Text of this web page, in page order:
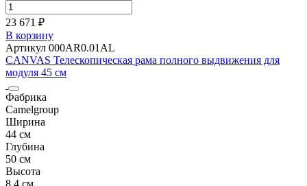
23 671 ₽
В корзину
Артикул 000AR0.01AL
CANVAS Телескопическая рама полного выдвижения для
модуля 45 см
Фабрика
Camelgroup
Ширина
44 см
Глубина
50 см
Высота
8,4 см